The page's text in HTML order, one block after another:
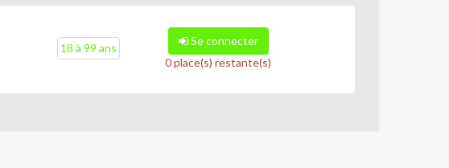
18 à 99 ans
Se connecter
0 place(s) restante(s)